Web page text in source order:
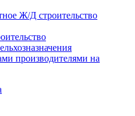
Ж/Д строительство
производителями на